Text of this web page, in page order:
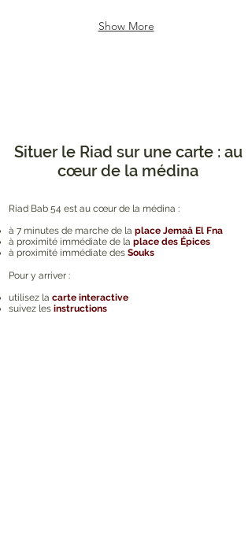
Show More
Situer le Riad sur une carte : au
cœur de la médina
Riad Bab 54 est au cœur de la médina :
à 7 minutes de marche de la place Jemaâ El Fna
à proximité immédiate de la place des Épices
à proximité immédiate des Souks
Pour y arriver :
utilisez la carte interactive
suivez les instructions